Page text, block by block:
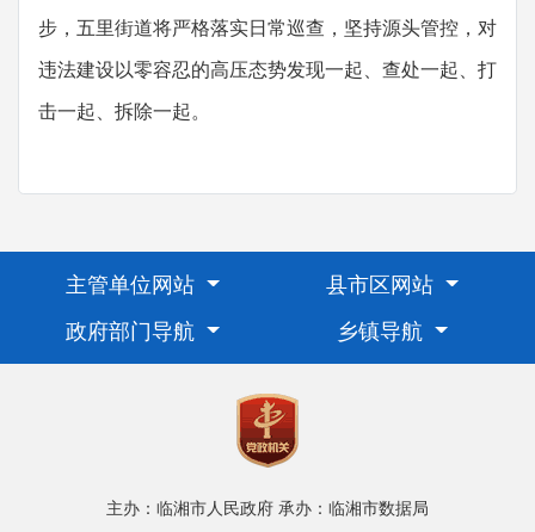
步，五里街道将严格落实日常巡查，坚持源头管控，对
违法建设以零容忍的高压态势发现一起、查处一起、打
击一起、拆除一起。
主管单位网站
县市区网站
政府部门导航
乡镇导航
主办：临湘市人民政府 承办：临湘市数据局